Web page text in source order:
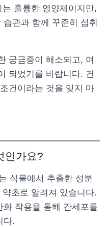
훌륭한 영양제이지만,
관과 함께 꾸준히 섭취
궁금증이 해소되고, 여
되었기를 바랍니다. 건
건이라는 것을 잊지 마
인가요?
식물에서 추출한 성분
초로 알려져 있습니다.
작용을 통해 간세포를
다.